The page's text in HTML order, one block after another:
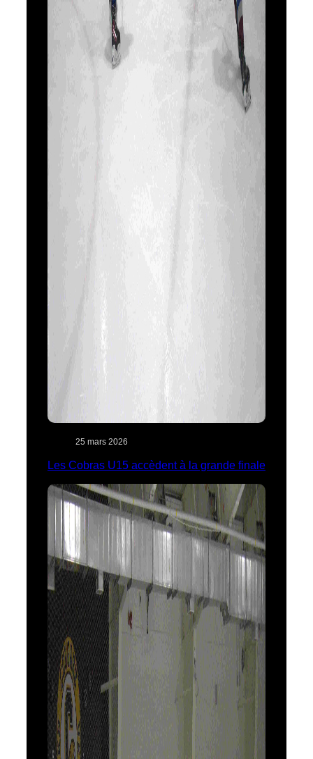
25 mars 2026
Les Cobras U15 accèdent à la grande finale